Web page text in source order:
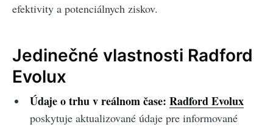
efektivity a potenciálnych ziskov.
Jedinečné vlastnosti Radford
Evolux
Údaje o trhu v reálnom čase: Radford Evolux
poskytuje aktualizované údaje pre informované